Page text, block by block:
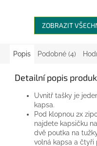
ZOBRAZIT
Popis Podobné (4)
Detailní popis
Uvnitř tašky je
kapsa.
Pod klopnou 2x
najdete kapsičku
dvě poutka na
volná kapsa a čtyři